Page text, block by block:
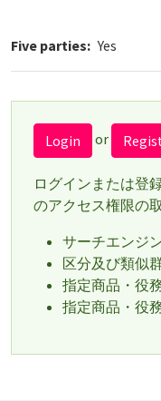
Five parties Yes
Login or
ログインまたは登
のアクセス権限の
サーチエンジ
区分及び類似
指定商品・役
指定商品・役